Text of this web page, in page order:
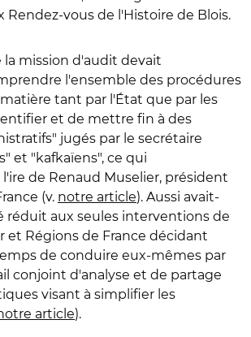
vous de l'Histoire de Blois.
mission d'audit devait
l'ensemble des procédures
tant par l'État que par les
et de mettre fin à des
jugés par le secrétaire
et "kafkaïens", ce qui
de Renaud Muselier, président
(v. notre article). Aussi avait-
réduit aux seules interventions de
et Régions de France décidant
de conduire eux-mêmes par
conjoint d'analyse et de partage
visant à simplifier les
article).